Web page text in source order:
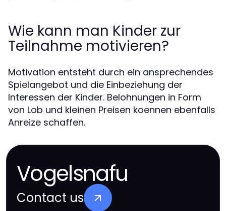
Wie kann man Kinder zur
Teilnahme motivieren?
Motivation entsteht durch ein ansprechendes
Spielangebot und die Einbeziehung der
Interessen der Kinder. Belohnungen in Form
von Lob und kleinen Preisen koennen ebenfalls
Anreize schaffen.
Vogelsnafu
Contact us